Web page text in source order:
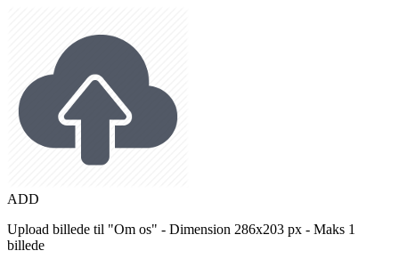
ADD
Upload billede til "Om os" - Dimension 286x203 px - Maks 1
billede